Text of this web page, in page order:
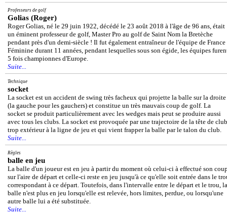
Professeurs de golf
Golias (Roger)
Roger Golias, né le 29 juin 1922, décédé le 23 août 2018 à l'âge de 96 ans, était
un éminent professeur de golf, Master Pro au golf de Saint Nom la Bretèche
pendant près d'un demi-siècle ! Il fut également entraîneur de l'équipe de France
Féminine durant 11 années, pendant lesquelles sous son égide, les équipes
5 fois championnes d'Europe.
Suite...
Technique
socket
La socket est un accident de swing très facheux qui projette la balle sur la droite
(la gauche pour les gauchers) et constitue un très mauvais coup de golf. La
socket se produit particulièrement avec les wedges mais peut se produire aussi
avec tous les clubs. La socket est provoquée par une trajectoire de la tête de club
trop extérieur à la ligne de jeu et qui vient frapper la balle par le talon du club.
Suite...
Règles
balle en jeu
La balle d'un joueur est en jeu à partir du moment où celui-ci à effectué son
sur l'aire de départ et celle-ci reste en jeu jusqu'à ce qu'elle soit entrée dans le
correspondant à ce départ. Toutefois, dans l'intervalle entre le départ et le trou, la
balle n'est plus en jeu lorsqu'elle est relevée, hors limites, perdue, ou lorsqu'une
autre balle lui a été substituée.
Suite...